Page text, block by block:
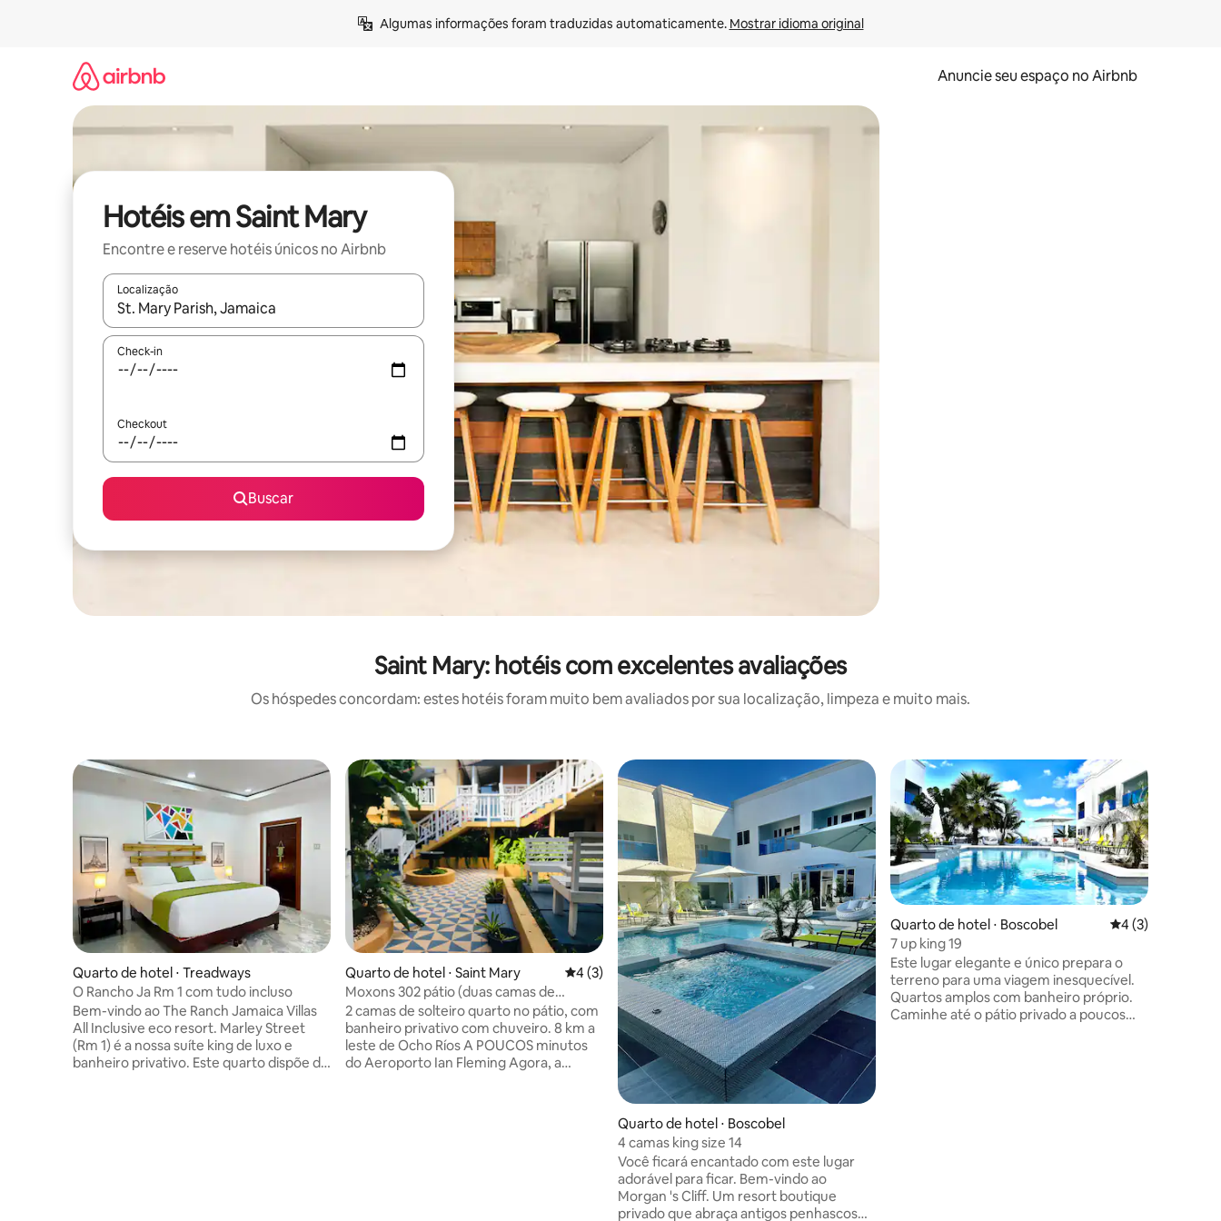
Algumas informações foram traduzidas automaticamente. Mostrar idioma original
Anuncie seu espaço no Airbnb
Hotéis em Saint Mary
Encontre e reserve hotéis únicos no Airbnb
Localização
Quando os resultados estiverem disponíveis, explore-os usando as seta para cima e para baixo do teclado ou tocando e deslizando o dedo na tela.
Check-in
Checkout
Buscar
Saint Mary: hotéis com excelentes avaliações
Os hóspedes concordam: estes hotéis foram muito bem avaliados por sua localização, limpeza e muito mais.
Quarto de hotel ⋅ Treadways
O Rancho Ja Rm 1 com tudo incluso
Bem-vindo ao The Ranch Jamaica Villas
All Inclusive eco resort. Marley Street
(Rm 1) é a nossa suíte king de luxo e
banheiro privativo. Este quarto dispõe de
Quarto de hotel ⋅ Saint Mary 4 de uma avaliação média de 5, 3 avaliações
4 (3)
Moxons 302 pátio (duas camas de
solteiro)
2 camas de solteiro quarto no pátio, com
banheiro privativo com chuveiro. 8 km a
leste de Ocho Ríos A POUCOS minutos
do Aeroporto Ian Fleming Agora, a
Quarto de hotel ⋅ Boscobel
4 camas king size 14
Você ficará encantado com este lugar
adorável para ficar. Bem-vindo ao
Morgan 's Cliff. Um resort boutique
privado que abraça antigos penhascos
Quarto de hotel ⋅ Boscobel 4 de uma
4 (3)
7 up king 19
Este lugar elegante e único prepara o
terreno para uma viagem inesquecível.
Quartos amplos com banheiro próprio.
Caminhe até o pátio privado a poucos